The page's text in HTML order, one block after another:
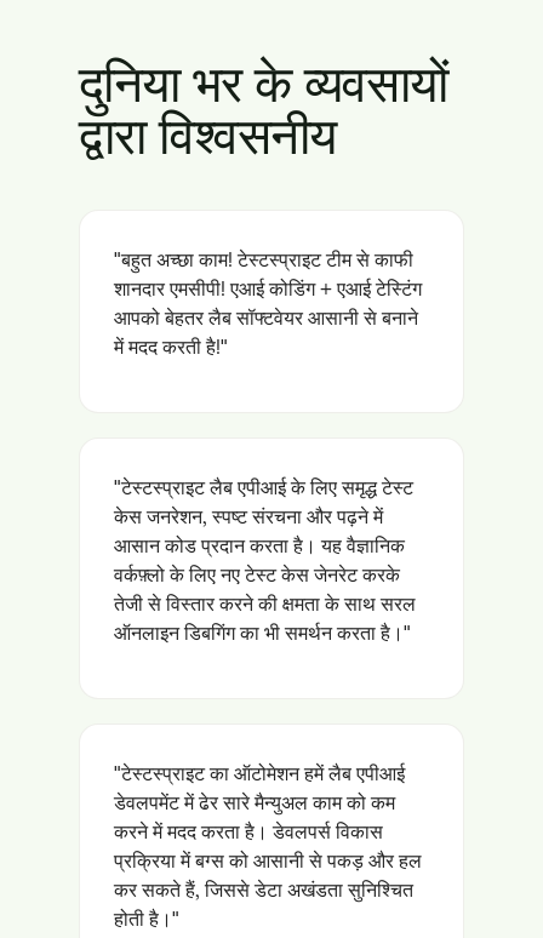
दुनिया भर के व्यवसायों
द्वारा विश्वसनीय
"बहुत अच्छा काम! टेस्टस्प्राइट टीम से काफी
शानदार एमसीपी! एआई कोडिंग + एआई टेस्टिंग
आपको बेहतर लैब सॉफ्टवेयर आसानी से बनाने
में मदद करती है!"
"टेस्टस्प्राइट लैब एपीआई के लिए समृद्ध टेस्ट
केस जनरेशन, स्पष्ट संरचना और पढ़ने में
आसान कोड प्रदान करता है। यह वैज्ञानिक
वर्कफ़्लो के लिए नए टेस्ट केस जेनरेट करके
तेजी से विस्तार करने की क्षमता के साथ सरल
ऑनलाइन डिबगिंग का भी समर्थन करता है।"
"टेस्टस्प्राइट का ऑटोमेशन हमें लैब एपीआई
डेवलपमेंट में ढेर सारे मैन्युअल काम को कम
करने में मदद करता है। डेवलपर्स विकास
प्रक्रिया में बग्स को आसानी से पकड़ और हल
कर सकते हैं, जिससे डेटा अखंडता सुनिश्चित
होती है।"